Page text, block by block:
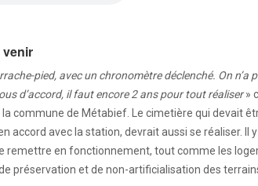
venir
pied, avec un chronomètre déclenché. On
d’accord, il faut encore 2 ans pour tout réaliser»
commune de Métabief. Le cimetière qui devait
accord avec la station, devrait aussi se réaliser. Il
remettre en fonctionnement, tout comme les
préservation et de non-artificialisation des